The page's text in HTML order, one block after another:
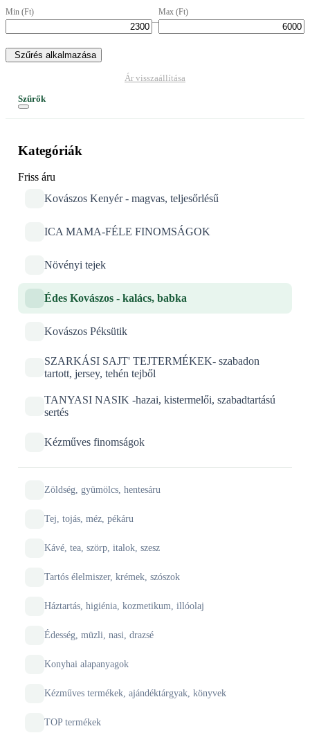
Min (Ft)
–
Max (Ft)
Szűrés alkalmazása
Ár visszaállítása
Szűrők
Kategóriák
Friss áru
Kovászos Kenyér - magvas, teljesőrlésű
ICA MAMA-FÉLE FINOMSÁGOK
Növényi tejek
Édes Kovászos - kalács, babka
Kovászos Péksütik
SZARKÁSI SAJT' TEJTERMÉKEK- szabadon
tartott, jersey, tehén tejből
TANYASI NASIK -hazai, kistermelői, szabadtartású
sertés
Kézműves finomságok
Zöldség, gyümölcs, hentesáru
Tej, tojás, méz, pékáru
Kávé, tea, szörp, italok, szesz
Tartós élelmiszer, krémek, szószok
Háztartás, higiénia, kozmetikum, illóolaj
Édesség, müzli, nasi, drazsé
Konyhai alapanyagok
Kézműves termékek, ajándéktárgyak, könyvek
TOP termékek